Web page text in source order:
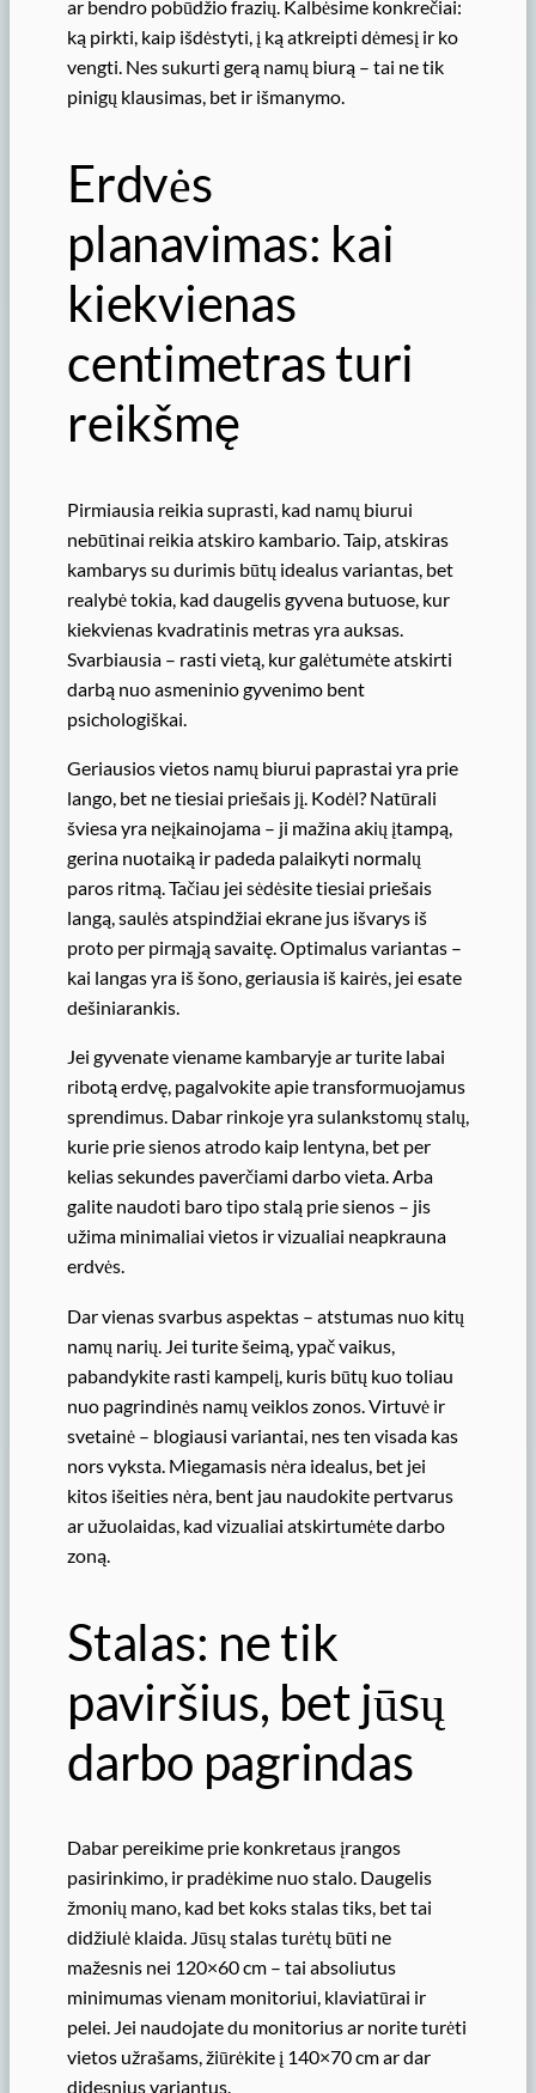
ar bendro pobūdžio frazių. Kalbėsime konkrečiai:
ką pirkti, kaip išdėstyti, į ką atkreipti dėmesį ir ko
vengti. Nes sukurti gerą namų biurą – tai ne tik
pinigų klausimas, bet ir išmanymo.
Erdvės
planavimas: kai
kiekvienas
centimetras turi
reikšmę
Pirmiausia reikia suprasti, kad namų biurui
nebūtinai reikia atskiro kambario. Taip, atskiras
kambarys su durimis būtų idealus variantas, bet
realybė tokia, kad daugelis gyvena butuose, kur
kiekvienas kvadratinis metras yra auksas.
Svarbiausia – rasti vietą, kur galėtumėte atskirti
darbą nuo asmeninio gyvenimo bent
psichologiškai.
Geriausios vietos namų biurui paprastai yra prie
lango, bet ne tiesiai priešais jį. Kodėl? Natūrali
šviesa yra neįkainojama – ji mažina akių įtampą,
gerina nuotaiką ir padeda palaikyti normalų
paros ritmą. Tačiau jei sėdėsite tiesiai priešais
langą, saulės atspindžiai ekrane jus išvarys iš
proto per pirmąją savaitę. Optimalus variantas –
kai langas yra iš šono, geriausia iš kairės, jei esate
dešiniarankis.
Jei gyvenate viename kambaryje ar turite labai
ribotą erdvę, pagalvokite apie transformuojamus
sprendimus. Dabar rinkoje yra sulankstomų stalų,
kurie prie sienos atrodo kaip lentyna, bet per
kelias sekundes paverčiami darbo vieta. Arba
galite naudoti baro tipo stalą prie sienos – jis
užima minimaliai vietos ir vizualiai neapkrauna
erdvės.
Dar vienas svarbus aspektas – atstumas nuo kitų
namų narių. Jei turite šeimą, ypač vaikus,
pabandykite rasti kampelį, kuris būtų kuo toliau
nuo pagrindinės namų veiklos zonos. Virtuvė ir
svetainė – blogiausi variantai, nes ten visada kas
nors vyksta. Miegamasis nėra idealus, bet jei
kitos išeities nėra, bent jau naudokite pertvarus
ar užuolaidas, kad vizualiai atskirtumėte darbo
zoną.
Stalas: ne tik
paviršius, bet jūsų
darbo pagrindas
Dabar pereikime prie konkretaus įrangos
pasirinkimo, ir pradėkime nuo stalo. Daugelis
žmonių mano, kad bet koks stalas tiks, bet tai
didžiulė klaida. Jūsų stalas turėtų būti ne
mažesnis nei 120×60 cm – tai absoliutus
minimumas vienam monitoriui, klaviatūrai ir
pelei. Jei naudojate du monitorius ar norite turėti
vietos užrašams, žiūrėkite į 140×70 cm ar dar
didesnius variantus.